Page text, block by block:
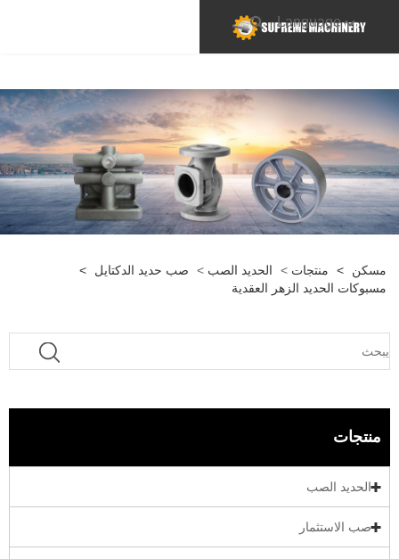
Language
مسكن > منتجات > الحديد الصب > صب حديد الدكتايل
>
مسبوكات الحديد الزهر العقدية
منتجات
الحديد الصب
صب الاستثمار